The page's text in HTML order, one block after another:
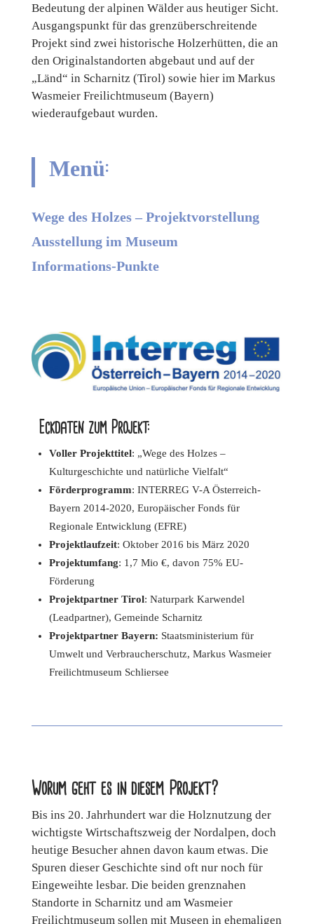
Bedeutung der alpinen Wälder aus heutiger Sicht.
Ausgangspunkt für das grenzüberschreitende
Projekt sind zwei historische Holzerhütten, die an
den Originalstandorten abgebaut und auf der
„Länd“ in Scharnitz (Tirol) sowie hier im Markus
Wasmeier Freilichtmuseum (Bayern)
wiederaufgebaut wurden.
Menü:
Wege des Holzes – Projektvorstellung
Ausstellung im Museum
Informations-Punkte
Eckdaten zum Projekt:
Voller Projekttitel: „Wege des Holzes –
Kulturgeschichte und natürliche Vielfalt“
Förderprogramm: INTERREG V-A Österreich-
Bayern 2014-2020, Europäischer Fonds für
Regionale Entwicklung (EFRE)
Projektlaufzeit: Oktober 2016 bis März 2020
Projektumfang: 1,7 Mio €, davon 75% EU-
Förderung
Projektpartner Tirol: Naturpark Karwendel
(Leadpartner), Gemeinde Scharnitz
Projektpartner Bayern: Staatsministerium für
Umwelt und Verbraucherschutz, Markus Wasmeier
Freilichtmuseum Schliersee
Worum geht es in diesem Projekt?
Bis ins 20. Jahrhundert war die Holznutzung der
wichtigste Wirtschaftszweig der Nordalpen, doch
heutige Besucher ahnen davon kaum etwas. Die
Spuren dieser Geschichte sind oft nur noch für
Eingeweihte lesbar. Die beiden grenznahen
Standorte in Scharnitz und am Wasmeier
Freilichtmuseum sollen mit Museen in ehemaligen